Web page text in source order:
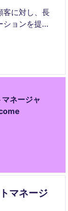
客に対し、長
ョンを提案
いただきま
ネージャ
マネージ